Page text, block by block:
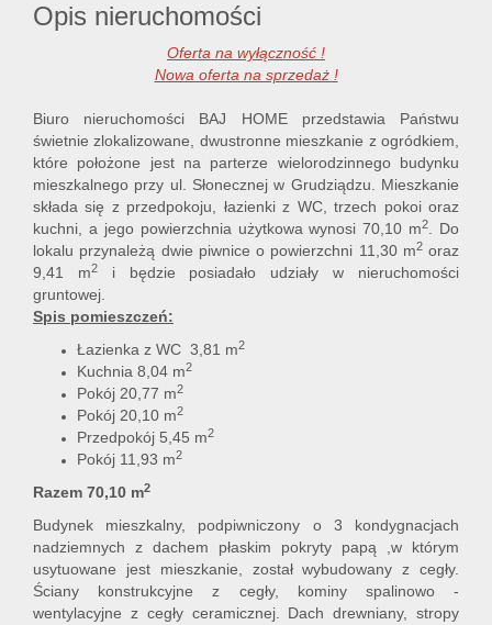
Opis nieruchomości
Oferta na wyłączność !
Nowa oferta na sprzedaż !
Biuro nieruchomości BAJ HOMEprzedstawia Państwu
świetnie zlokalizowane, dwustronne mieszkanie z ogródkiem,
które położone jest na parterze wielorodzinnego budynku
mieszkalnego przy ul. Słonecznej w Grudziądzu. Mieszkanie
składa się z przedpokoju, łazienki z WC, trzech pokoi oraz
kuchni, a jego powierzchnia użytkowa wynosi 70,10 m2. Do
lokalu przynależą dwie piwnice o powierzchni 11,30 m2oraz
9,41 m2i będzie posiadało udziały w nieruchomości
gruntowej.
Spis pomieszczeń:
Łazienka z WC 3,81 m2
Kuchnia 8,04 m2
Pokój 20,77 m2
Pokój 20,10 m2
Przedpokój 5,45 m2
Pokój 11,93 m2
Razem 70,10 m2
Budynek mieszkalny, podpiwniczony o 3 kondygnacjach
nadziemnych z dachem płaskim pokryty papą ,w którym
usytuowane jest mieszkanie, został wybudowany z cegły.
Ściany konstrukcyjne z cegły, kominy spalinowo -
wentylacyjne z cegły ceramicznej. Dach drewniany, stropy